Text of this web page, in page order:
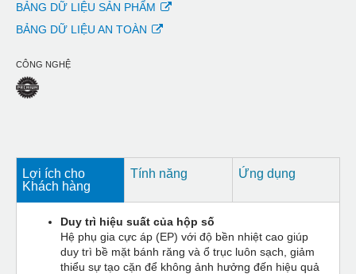
BẢNG DỮ LIỆU SẢN PHẨM
BẢNG DỮ LIỆU AN TOÀN
CÔNG NGHỆ
Lợi ích cho
Khách hàng
Tính năng Ứng dụng
Duy trì hiệu suất của hộp số
Hệ phụ gia cực áp (EP) với độ bền nhiệt cao giúp
duy trì bề mặt bánh răng và ổ trục luôn sạch, giảm
thiểu sự tạo cặn để không ảnh hưởng đến hiệu quả